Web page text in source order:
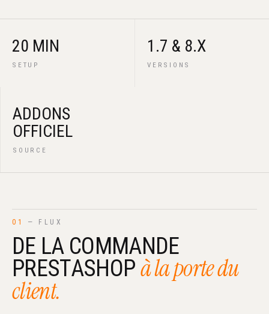
20 MIN
SETUP
1.7 & 8.X
VERSIONS
ADDONS
OFFICIEL
SOURCE
01 — FLUX
DE LA COMMANDE
PRESTASHOP à la porte du
client.